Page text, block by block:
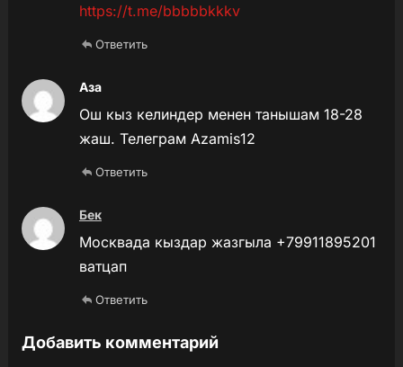
https://t.me/bbbbbkkkv
Ответить
Аза
Ош кыз келиндер менен танышам 18-28
жаш. Телеграм Azamis12
Ответить
Бек
Москвада кыздар жазгыла +79911895201
ватцап
Ответить
Добавить комментарий